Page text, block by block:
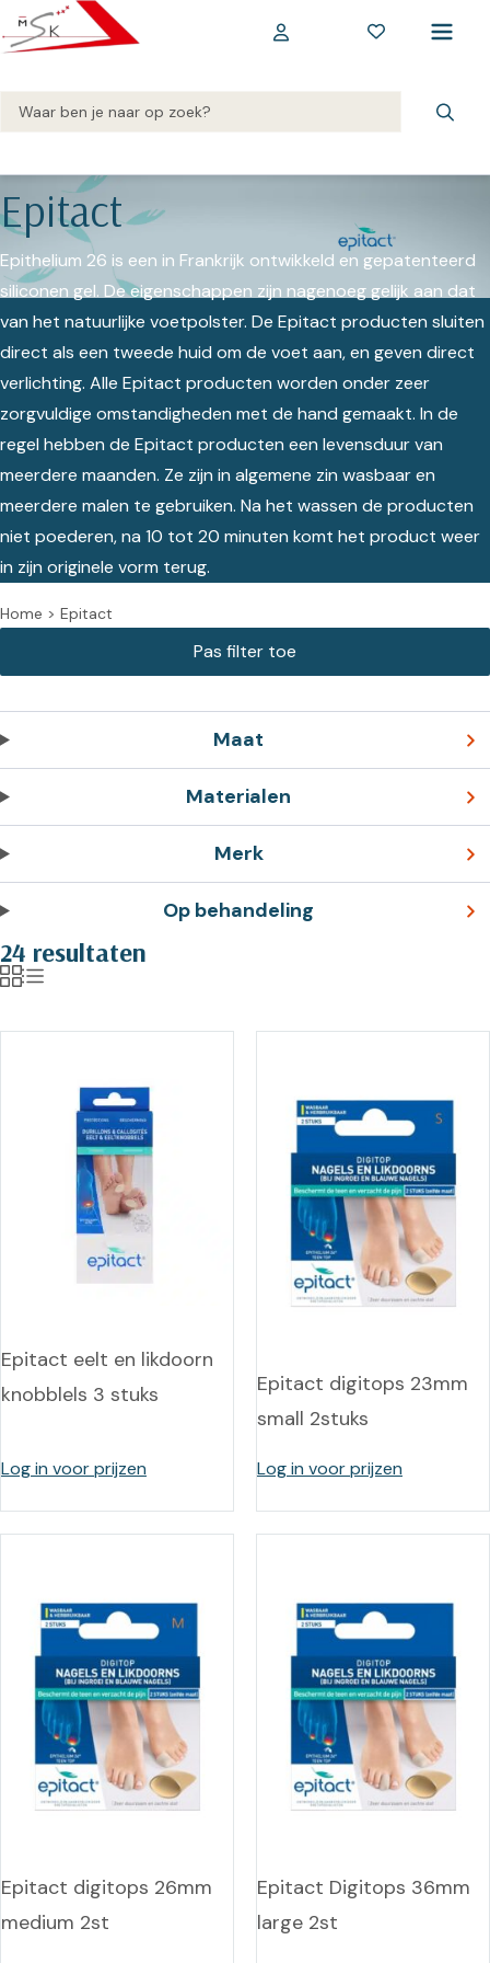
Epitact
Epithelium 26 is een in Frankrijk ontwikkeld en gepatenteerd
siliconen gel. De eigenschappen zijn nagenoeg gelijk aan dat
van het natuurlijke voetpolster. De Epitact producten sluiten
direct als een tweede huid om de voet aan, en geven direct
verlichting. Alle Epitact producten worden onder zeer
zorgvuldige omstandigheden met de hand gemaakt. In de
regel hebben de Epitact producten een levensduur van
meerdere maanden. Ze zijn in algemene zin wasbaar en
meerdere malen te gebruiken. Na het wassen de producten
niet poederen, na 10 tot 20 minuten komt het product weer
in zijn originele vorm terug.
Home > Epitact
Maat
Materialen
Merk
Op behandeling
24 resultaten
Epitact eelt en likdoorn
knobblels 3 stuks
Log in voor prijzen
Epitact digitops 23mm
small 2stuks
Log in voor prijzen
Epitact digitops 26mm
medium 2st
Epitact Digitops 36mm
large 2st